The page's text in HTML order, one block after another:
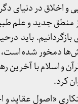
در دنیای
منطق جدید و علم
بازگردانیم.
دمخور شده
اسلام با آخرین
کرد.
«اصول